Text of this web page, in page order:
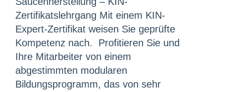
Zertifikatslehrgang Mit einem KIN-
Expert-Zertifikat weisen Sie geprüfte
Kompetenz nach. Profitieren Sie und
Ihre Mitarbeiter von einem
abgestimmten modularen
Bildungsprogramm, das von sehr